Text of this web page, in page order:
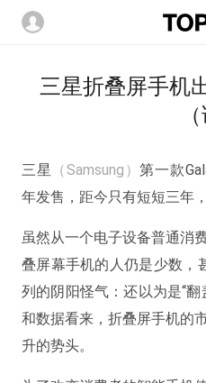
三星折叠屏手机
三星 （Samsung）第一款
年发售，距今只有短短三年
虽然从一个电子设备普通消
叠屏幕手机的人仍是少数，
列的阴阳怪气：还以为是“
和数据看来，折叠屏手机的
升的势头。